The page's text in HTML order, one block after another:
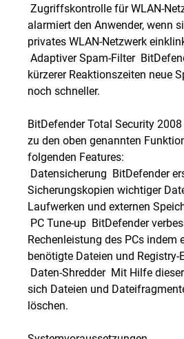
 Zugriffskontrolle für WLAN-
alarmiert den Anwender, wenn
privates WLAN-Netzwerk
 Adaptiver Spam-Filter 
kürzerer Reaktionszeiten neue
noch schneller.
BitDefender Total Security
zu den oben genannten
folgenden Features:
 Datensicherung  BitDefender
Sicherungskopien wichtiger
Laufwerken und externen
 PC Tune-up  BitDefender
Rechenleistung des PCs indem
benötigte Dateien und Registry-
 Daten-Shredder  Mit Hilfe
sich Dateien und
löschen.